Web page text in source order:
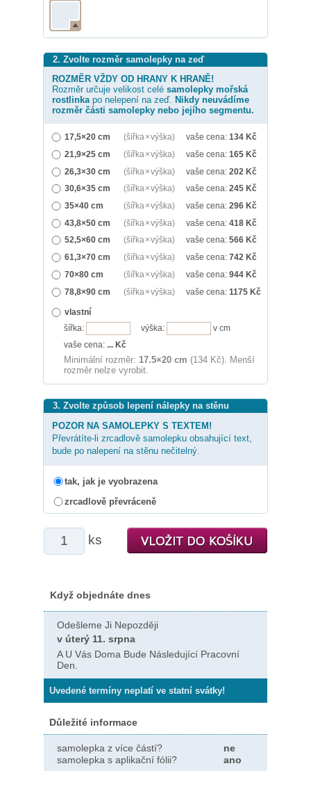
2. Zvolte rozměr samolepky na zeď
ROZMĚR VŽDY OD HRANY K HRANĚ!
Rozměr určuje velikost celé samolepky mořská
rostlinkapo nelepení na zeď. Nikdy neuvádíme
rozměr části samolepky nebo jejího segmentu.
17,5×20 cm (šířka × výška) vaše cena: 134 Kč
21,9×25 cm
(šířka × výška) vaše cena: 165 Kč
26,3×30 cm
(šířka × výška) vaše cena: 202 Kč
30,6×35 cm
(šířka × výška) vaše cena: 245 Kč
35×40 cm
(šířka × výška) vaše cena: 296 Kč
43,8×50 cm
(šířka × výška) vaše cena: 418 Kč
52,5×60 cm
(šířka × výška) vaše cena: 566 Kč
61,3×70 cm
(šířka × výška) vaše cena: 742 Kč
70×80 cm
(šířka × výška) vaše cena: 944 Kč
78,8×90 cm
(šířka × výška) vaše cena: 1175 Kč
vlastní
šířka:
výška:
v cm
vaše cena: ... Kč
Minimální rozměr: 17.5×20 cm (134 Kč). Menší
rozměr nelze vyrobit.
3. Zvolte způsob lepení nálepky na stěnu
POZOR NA SAMOLEPKY S TEXTEM!
Převrátíte-li zrcadlově samolepku obsahující text,
bude po nalepení na stěnu nečitelný.
tak, jak je vyobrazena
zrcadlově převráceně
ks
Když objednáte dnes
Odešleme Ji Nepozději
v úterý 11. srpna
A U Vás Doma Bude Následující Pracovní
Den.
Uvedené termíny neplatí ve statní svátky!
Důležité informace
samolepka z více částí?
ne
samolepka s aplikační fólii?
ano